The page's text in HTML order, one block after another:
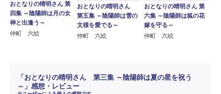
おとなりの晴明さん 第
四集 ～陰陽師は月の女
神と出逢う～
仲町 六絵
おとなりの晴明さん
第五集 ～陰陽師は雪の
文様を愛でる～
仲町 六絵
おとなりの晴明さん 第
六集 ～陰陽師は狐の花
嫁を守る～
仲町 六絵
「おとなりの晴明さん 第三集 ～陰陽師は夏の星を祝う
～」感想・レビュー